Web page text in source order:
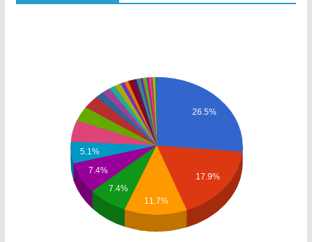
26.5%
17.9%
5.1%
7.4%
7.4%
11.7%